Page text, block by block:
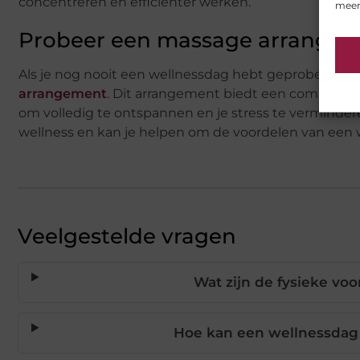
Probeer een massage
Als je nog nooit een wellnessdag hebt
arrangement. Dit arrangement biedt een
om volledig te ontspannen en je stress te
wellness en kan je helpen om de voordelen van een
Veelgestelde vragen
Wat zijn de fysieke
Hoe kan een